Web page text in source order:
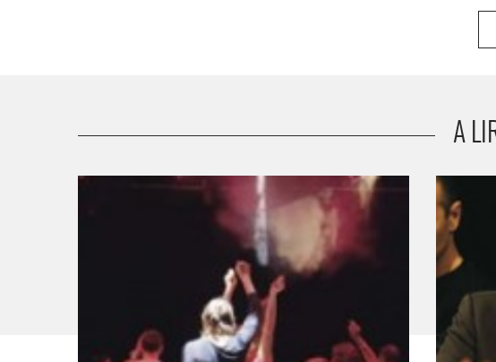
A
Woudi - Critique sortie Danse